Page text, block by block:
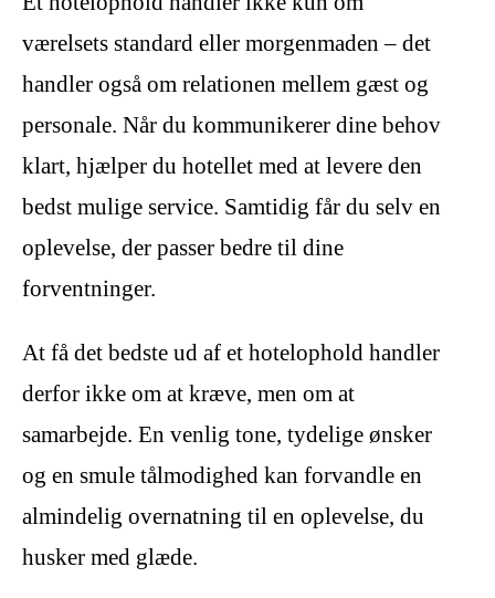
værelsets standard eller morgenmaden – det
handler også om relationen mellem gæst og
personale. Når du kommunikerer dine behov
klart, hjælper du hotellet med at levere den
bedst mulige service. Samtidig får du selv en
oplevelse, der passer bedre til dine
forventninger.
At få det bedste ud af et hotelophold handler
derfor ikke om at kræve, men om at
samarbejde. En venlig tone, tydelige ønsker
og en smule tålmodighed kan forvandle en
almindelig overnatning til en oplevelse, du
husker med glæde.